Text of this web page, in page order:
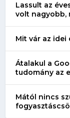
Lassult az
volt nagyobb,
Mit vár az idei
Átalakul a
tudomány az
Mától nincs